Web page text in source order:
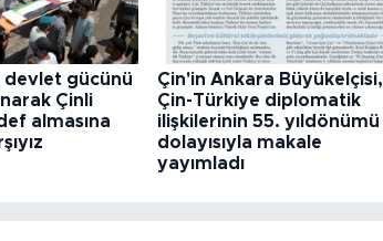
devlet gücünü
Çinli
almasına
Çin'in Ankara Büyükelçisi,
Çin-Türkiye diplomatik
ilişkilerinin 55. yıldönümü
dolayısıyla makale
yayımladı